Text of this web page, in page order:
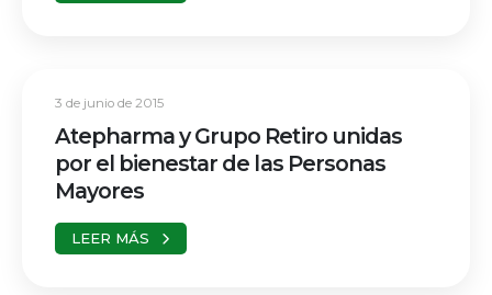
3 de junio de 2015
Atepharma y Grupo Retiro unidas
por el bienestar de las Personas
Mayores
LEER MÁS